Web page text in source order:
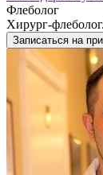
Флеболог
Хирург-
Записаться на